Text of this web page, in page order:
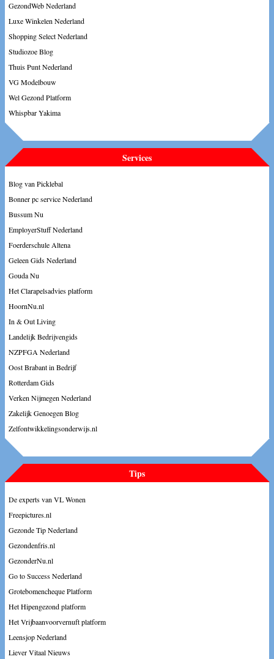
GezondWeb Nederland
Luxe Winkelen Nederland
Shopping Select Nederland
Studiozoe Blog
Thuis Punt Nederland
VG Modelbouw
Wel Gezond Platform
Whispbar Yakima
Services
Blog van Picklebal
Bonner pc service Nederland
Bussum Nu
EmployerStuff Nederland
Foerderschule Altena
Geleen Gids Nederland
Gouda Nu
Het Clarapelsadvies platform
HoornNu.nl
In & Out Living
Landelijk Bedrijvengids
NZPFGA Nederland
Oost Brabant in Bedrijf
Rotterdam Gids
Verken Nijmegen Nederland
Zakelijk Genoegen Blog
Zelfontwikkelingsonderwijs.nl
Tips
De experts van VL Wonen
Freepictures.nl
Gezonde Tip Nederland
Gezondenfris.nl
GezonderNu.nl
Go to Success Nederland
Grotebomencheque Platform
Het Hipengezond platform
Het Vrijbaanvoorvernuft platform
Leensjop Nederland
Liever Vitaal Nieuws